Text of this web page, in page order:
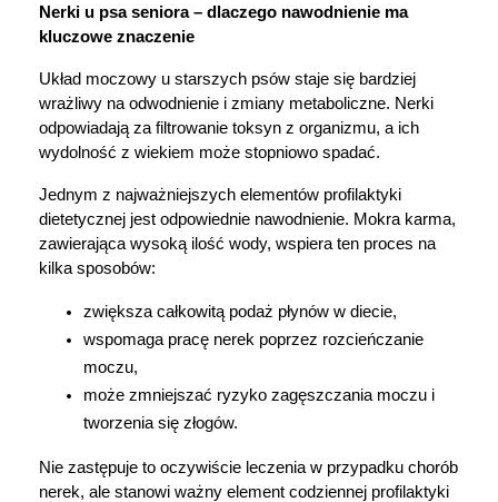
Nerki u psa seniora – dlaczego nawodnienie ma
kluczowe znaczenie
Układ moczowy u starszych psów staje się bardziej
wrażliwy na odwodnienie i zmiany metaboliczne. Nerki
odpowiadają za filtrowanie toksyn z organizmu, a ich
wydolność z wiekiem może stopniowo spadać.
Jednym z najważniejszych elementów profilaktyki
dietetycznej jest odpowiednie nawodnienie. Mokra karma,
zawierająca wysoką ilość wody, wspiera ten proces na
kilka sposobów:
zwiększa całkowitą podaż płynów w diecie,
wspomaga pracę nerek poprzez rozcieńczanie
moczu,
może zmniejszać ryzyko zagęszczania moczu i
tworzenia się złogów.
Nie zastępuje to oczywiście leczenia w przypadku chorób
nerek, ale stanowi ważny element codziennej profilaktyki